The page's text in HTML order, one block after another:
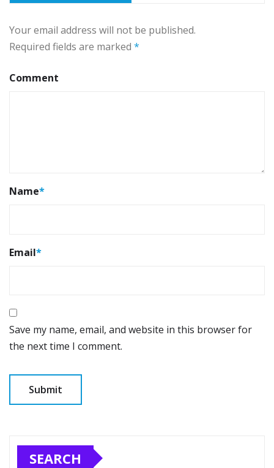
Your email address will not be published.
Required fields are marked *
Comment
Name*
Email*
Save my name, email, and website in this browser for
the next time I comment.
SEARCH